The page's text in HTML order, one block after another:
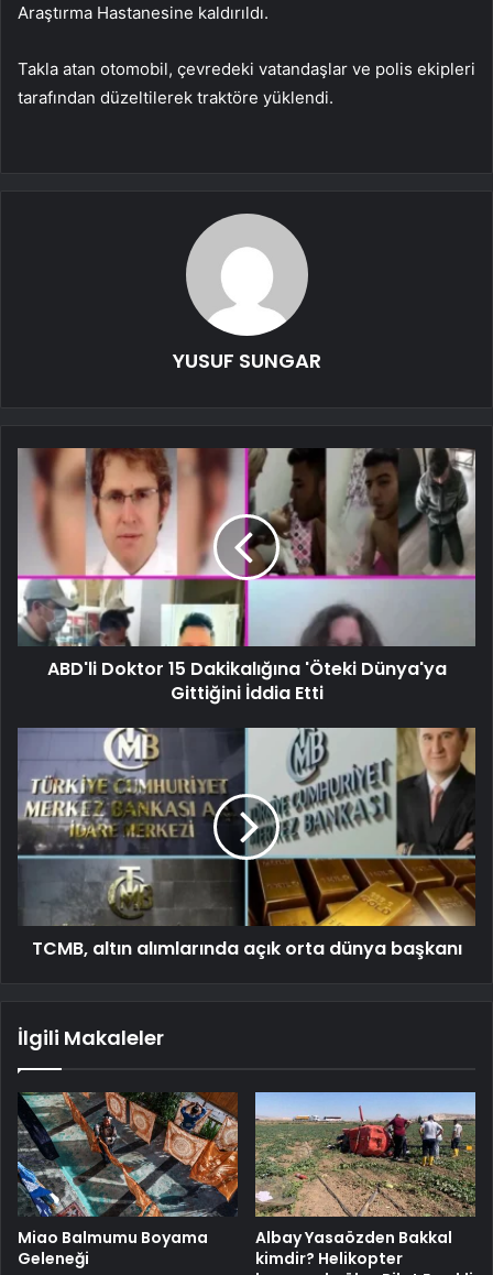
Araştırma Hastanesine kaldırıldı.
Takla atan otomobil, çevredeki vatandaşlar ve polis ekipleri
tarafından düzeltilerek traktöre yüklendi.
YUSUF SUNGAR
ABD'li Doktor 15 Dakikalığına 'Öteki Dünya'ya
Gittiğini İddia Etti
TCMB, altın alımlarında açık orta dünya başkanı
İlgili Makaleler
Miao Balmumu Boyama
Geleneği
Albay Yasaözden Bakkal
kimdir? Helikopter